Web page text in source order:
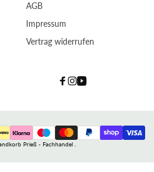
AGB
Impressum
Vertrag widerrufen
Facebook
Instagram
YouTube
Zahlungsmethoden
Prieß - Fachhandel